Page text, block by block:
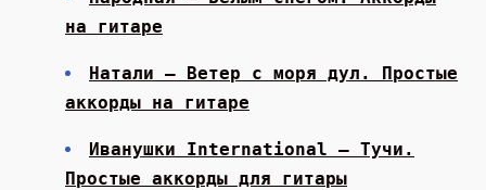
на гитаре
Натали — Ветер с моря дул. Простые
аккорды на гитаре
Иванушки International — Тучи.
Простые аккорды для гитары